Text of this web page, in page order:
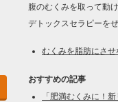
腹のむくみを取って動
デトックスセラピーを
むくみを脂肪にさ
おすすめの記事
「肥満むくみに！